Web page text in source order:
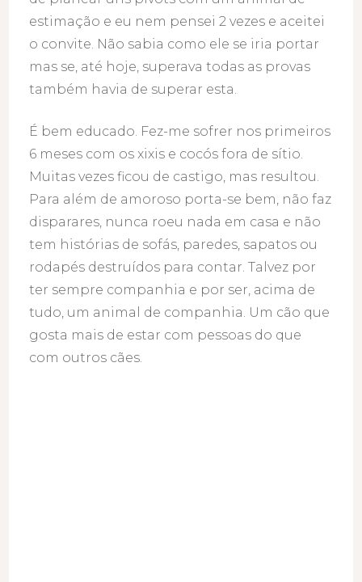
estimação e eu nem pensei 2 vezes e aceitei
o convite. Não sabia como ele se iria portar
mas se, até hoje, superava todas as provas
também havia de superar esta.
É bem educado. Fez-me sofrer nos primeiros
6 meses com os xixis e cocós fora de sítio.
Muitas vezes ficou de castigo, mas resultou.
Para além de amoroso porta-se bem, não faz
disparares, nunca roeu nada em casa e não
tem histórias de sofás, paredes, sapatos ou
rodapés destruídos para contar. Talvez por
ter sempre companhia e por ser, acima de
tudo, um animal de companhia. Um cão que
gosta mais de estar com pessoas do que
com outros cães.